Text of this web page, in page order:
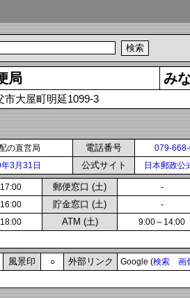
局 み
市大屋町明延1099-3
の直営局 電話番号 079-
3月31日 公式サイト 日本郵政公
郵便窓口 (土) -
貯金窓口 (土) -
ATM (土) 9:00～14:00
風景印 ○ 外部リンク Google (検索 画